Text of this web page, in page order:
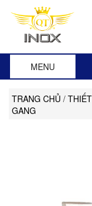
MENU
TRANG CHỦ /
GANG